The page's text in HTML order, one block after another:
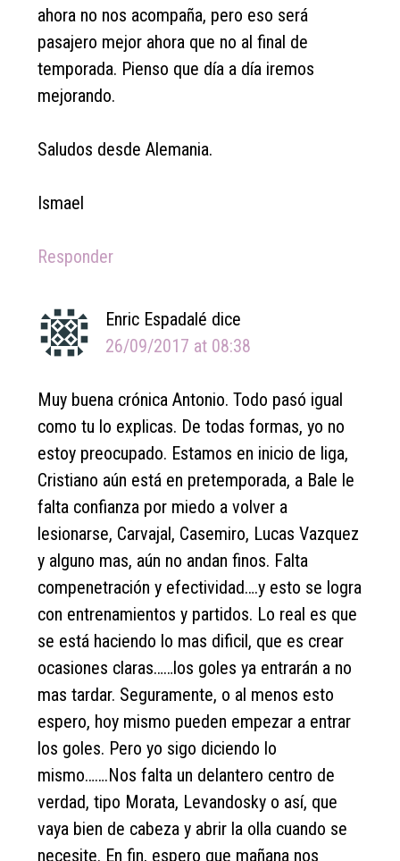
ahora no nos acompaña, pero eso será
pasajero mejor ahora que no al final de
temporada. Pienso que día a día iremos
mejorando.
Saludos desde Alemania.
Ismael
Responder
Enric Espadalé dice
26/09/2017 at 08:38
Muy buena crónica Antonio. Todo pasó igual
como tu lo explicas. De todas formas, yo no
estoy preocupado. Estamos en inicio de liga,
Cristiano aún está en pretemporada, a Bale le
falta confianza por miedo a volver a
lesionarse, Carvajal, Casemiro, Lucas Vazquez
y alguno mas, aún no andan finos. Falta
compenetración y efectividad….y esto se logra
con entrenamientos y partidos. Lo real es que
se está haciendo lo mas dificil, que es crear
ocasiones claras……los goles ya entrarán a no
mas tardar. Seguramente, o al menos esto
espero, hoy mismo pueden empezar a entrar
los goles. Pero yo sigo diciendo lo
mismo…….Nos falta un delantero centro de
verdad, tipo Morata, Levandosky o así, que
vaya bien de cabeza y abrir la olla cuando se
necesite. En fin, espero que mañana nos